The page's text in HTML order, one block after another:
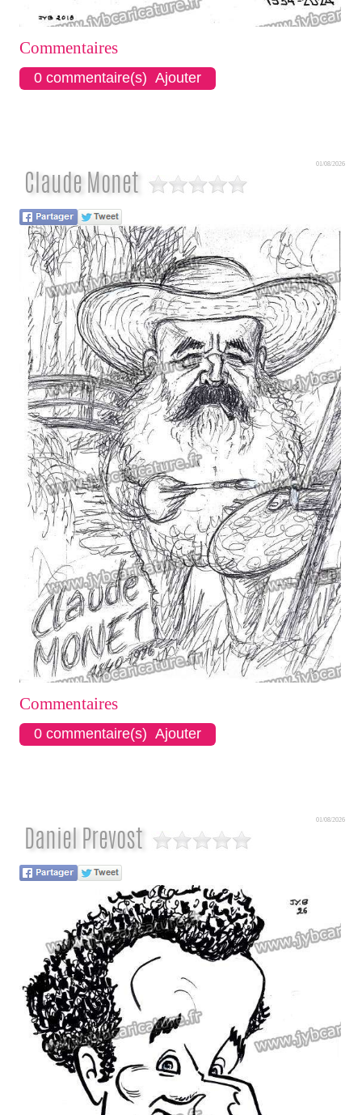
Commentaires
0 commentaire(s) Ajouter
Claude Monet
01/08/2026
Commentaires
0 commentaire(s) Ajouter
Daniel Prevost
01/08/2026